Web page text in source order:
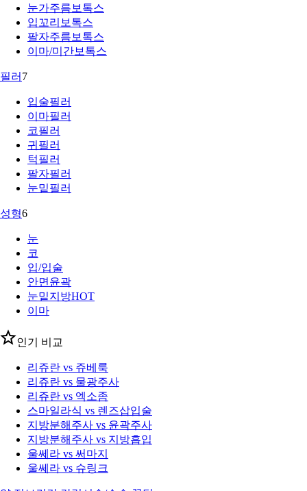
눈가주름보톡스
입꼬리보톡스
팔자주름보톡스
이마/미간보톡스
필러 7
입술필러
이마필러
코필러
귀필러
턱필러
팔자필러
눈밑필러
성형6
눈
코
입/입술
안면윤곽
눈밑지방HOT
이마
인기 비교
리쥬란 vs 쥬베룩
리쥬란 vs 물광주사
리쥬란 vs 엑소좀
스마일라식 vs 렌즈삽입술
지방분해주사 vs 윤곽주사
지방분해주사 vs 지방흡입
울쎄라 vs 써마지
울쎄라 vs 슈링크